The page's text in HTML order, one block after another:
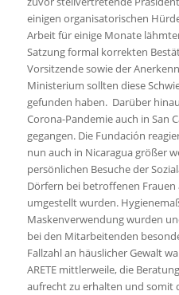
einigen organisatorischen
Arbeit für einige Monate
Satzung formal korrekten
Vorsitzende sowie der
Ministerium sollten diese
gefunden haben. Darüber
Corona-Pandemie auch in San
gegangen. Die Fundación
nun auch in Nicaragua größer
persönlichen Besuche der
Dörfern bei betroffenen
umgestellt wurden.
Maskenverwendung wurden
bei den Mitarbeitenden
Fallzahl an häuslicher Gewalt
ARETE mittlerweile, die
aufrecht zu erhalten und somit